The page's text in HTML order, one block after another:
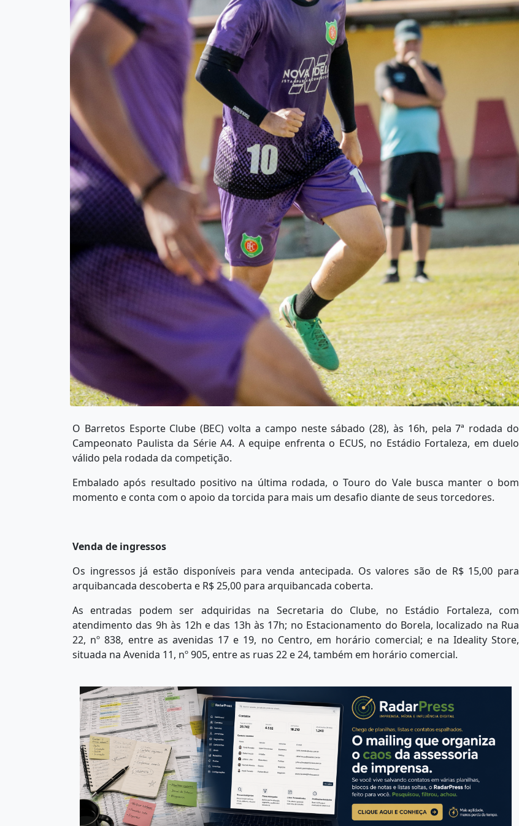
O Barretos Esporte Clube (BEC) volta a campo neste sábado (28), às 16h, pela 7ª rodada do
Campeonato Paulista da Série A4. A equipe enfrenta o ECUS, no Estádio Fortaleza, em duelo
válido pela rodada da competição.
Embalado após resultado positivo na última rodada, o Touro do Vale busca manter o bom
momento e conta com o apoio da torcida para mais um desafio diante de seus torcedores.
Venda de ingressos
Os ingressos já estão disponíveis para venda antecipada. Os valores são de R$ 15,00 para
arquibancada descoberta e R$ 25,00 para arquibancada coberta.
As entradas podem ser adquiridas na Secretaria do Clube, no Estádio Fortaleza, com
atendimento das 9h às 12h e das 13h às 17h; no Estacionamento do Borela, localizado na Rua
22, nº 838, entre as avenidas 17 e 19, no Centro, em horário comercial; e na Ideality Store,
situada na Avenida 11, nº 905, entre as ruas 22 e 24, também em horário comercial.